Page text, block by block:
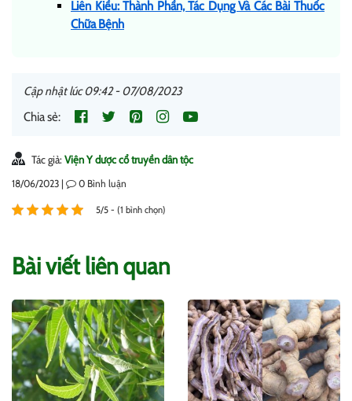
Liên Kiều: Thành Phần, Tác Dụng Và Các Bài Thuốc
Chữa Bệnh
Cập nhật lúc 09:42 - 07/08/2023
Chia sẻ:
Tác giả: Viện Y dược cổ truyền dân tộc
18/06/2023 | 0 Bình luận
5/5 - (1 bình chọn)
Bài viết liên quan